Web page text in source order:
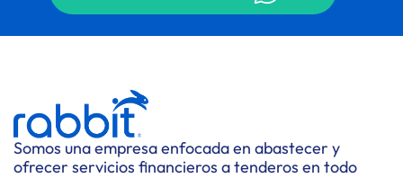
Somos una empresa enfocada en abastecer y
ofrecer servicios financieros a tenderos en todo